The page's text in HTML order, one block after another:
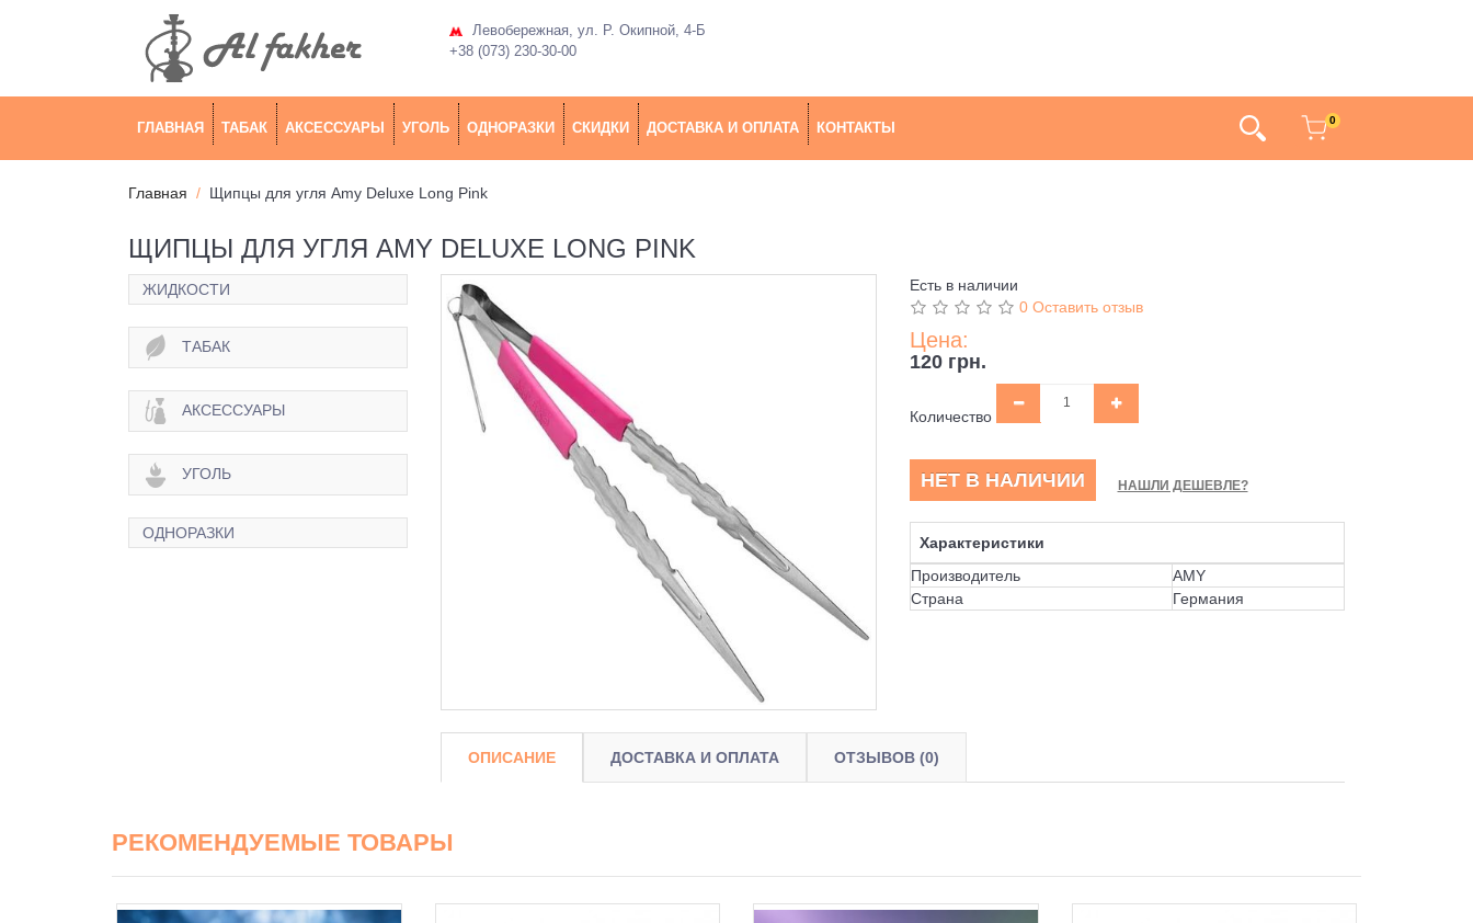
Левобережная, ул. Р. Окипной, 4-Б
+38 (073) 230-30-00
ГЛАВНАЯ ТАБАК АКСЕССУАРЫ УГОЛЬ ОДНОРАЗКИ СКИДКИ ДОСТАВКА И ОПЛАТА КОНТАКТЫ 0
Главная Щипцы для угля Amy Deluxe Long Pink
ЩИПЦЫ ДЛЯ УГЛЯ AMY DELUXE LONG PINK
ЖИДКОСТИ
ТАБАК
АКСЕССУАРЫ
УГОЛЬ
ОДНОРАЗКИ
Есть в наличии
0 Оставить отзыв
Цена:
120 грн.
Количество
НЕТ В НАЛИЧИИ НАШЛИ ДЕШЕВЛЕ?
Характеристики
Производитель
AMY
Страна
Германия
ОПИСАНИЕ ДОСТАВКА И ОПЛАТА ОТЗЫВОВ (0)
РЕКОМЕНДУЕМЫЕ ТОВАРЫ